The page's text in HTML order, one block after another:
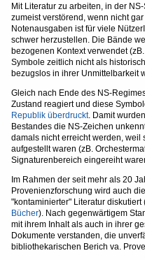
Mit Literatur zu arbeiten, in der
zumeist verstörend, wenn nicht
Notenausgaben ist für viele
schwer herzustellen. Die Bände
bezogenen Kontext verwendet
Symbole zeitlich nicht als
bezugslos in ihrer Unmittelbarkeit
Gleich nach Ende des NS-
Zustand reagiert und diese
Republik überdruckt. Damit
Bestandes die NS-Zeichen
damals nicht erreicht werden,
aufgestellt waren (zB.
Signaturenbereich eingereiht
Im Rahmen der seit mehr als 20
Provenienzforschung wird auch
"kontaminierter" Literatur diskutiert
Bücher). Nach gegenwärtigem
mit ihrem Inhalt als auch in ihrer
Dokumente verstanden, die
bibliothekarischen Berich va.